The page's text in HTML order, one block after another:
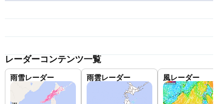
レーダーコンテンツ一覧
雨雪レーダー 雨雲レーダー 風レーダー